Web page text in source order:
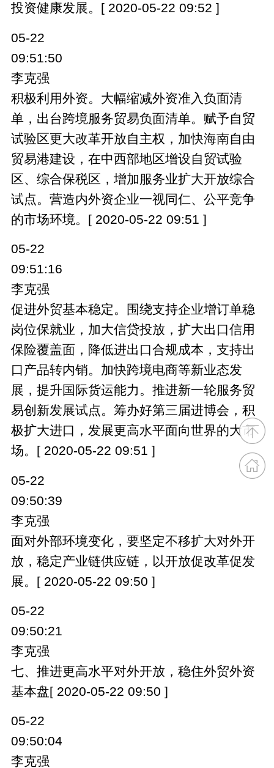
投资健康发展。[ 2020-05-22 09:52 ]
05-22
09:51:50
李克强
积极利用外资。大幅缩减外资准入负面清
单，出台跨境服务贸易负面清单。赋予自贸
试验区更大改革开放自主权，加快海南自由
贸易港建设，在中西部地区增设自贸试验
区、综合保税区，增加服务业扩大开放综合
试点。营造内外资企业一视同仁、公平竞争
的市场环境。[ 2020-05-22 09:51 ]
05-22
09:51:16
李克强
促进外贸基本稳定。围绕支持企业增订单稳
岗位保就业，加大信贷投放，扩大出口信用
保险覆盖面，降低进出口合规成本，支持出
口产品转内销。加快跨境电商等新业态发
展，提升国际货运能力。推进新一轮服务贸
易创新发展试点。筹办好第三届进博会，积
极扩大进口，发展更高水平面向世界的大市
场。[ 2020-05-22 09:51 ]
05-22
09:50:39
李克强
面对外部环境变化，要坚定不移扩大对外开
放，稳定产业链供应链，以开放促改革促发
展。[ 2020-05-22 09:50 ]
05-22
09:50:21
李克强
七、推进更高水平对外开放，稳住外贸外资
基本盘[ 2020-05-22 09:50 ]
05-22
09:50:04
李克强